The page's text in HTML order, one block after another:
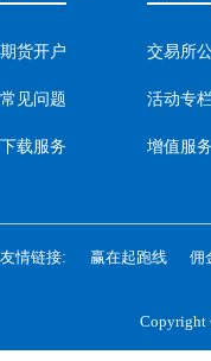
期货开户
常见问题
下载服务
交易所
活动专
增值服务
友情链接: 赢在起跑线 佣
Copyright